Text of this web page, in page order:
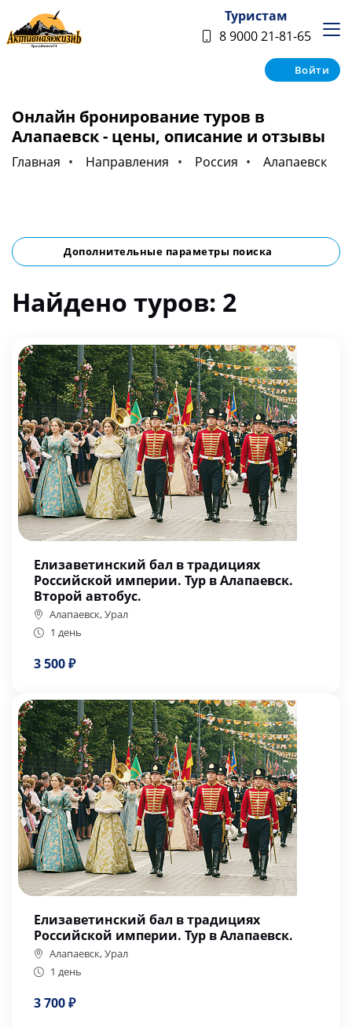
Туристам
8 9000 21-81-65
Войти
Онлайн бронирование туров в
Алапаевск - цены, описание и отзывы
Главная Направления Россия Алапаевск
Дополнительные параметры поиска
Найдено туров: 2
Елизаветинский бал в традициях
Российской империи. Тур в Алапаевск.
Второй автобус.
Алапаевск, Урал
1 день
3 500 ₽
Елизаветинский бал в традициях
Российской империи. Тур в Алапаевск.
Алапаевск, Урал
1 день
3 700 ₽